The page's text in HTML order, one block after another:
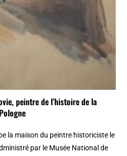
peintre de l’histoire de la
Pologne
la maison du peintre historiciste le
par le Musée National de